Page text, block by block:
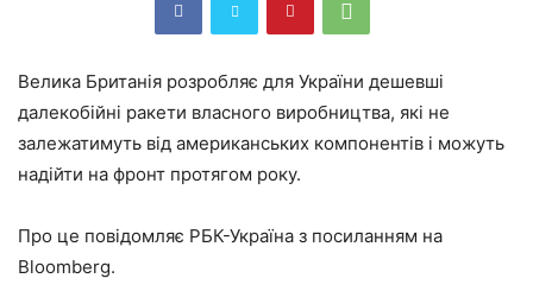
Велика Британія розробляє для України дешевші
далекобійні ракети власного виробництва, які не
залежатимуть від американських компонентів і можуть
надійти на фронт протягом року.
Про це повідомляє РБК-Україна з посиланням на
Bloomberg.